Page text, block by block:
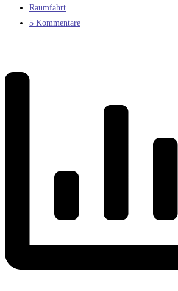
veröffentlicht:
Beitrags-
Kategorie:
Raumfahrt
Beitrags-
5 Kommentare